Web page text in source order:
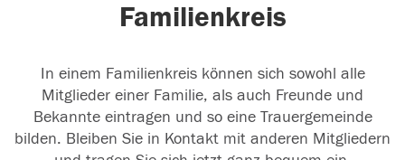
Familienkreis
In einem Familienkreis können sich sowohl alle
Mitglieder einer Familie, als auch Freunde und
Bekannte eintragen und so eine Trauergemeinde
bilden. Bleiben Sie in Kontakt mit anderen Mitgliedern